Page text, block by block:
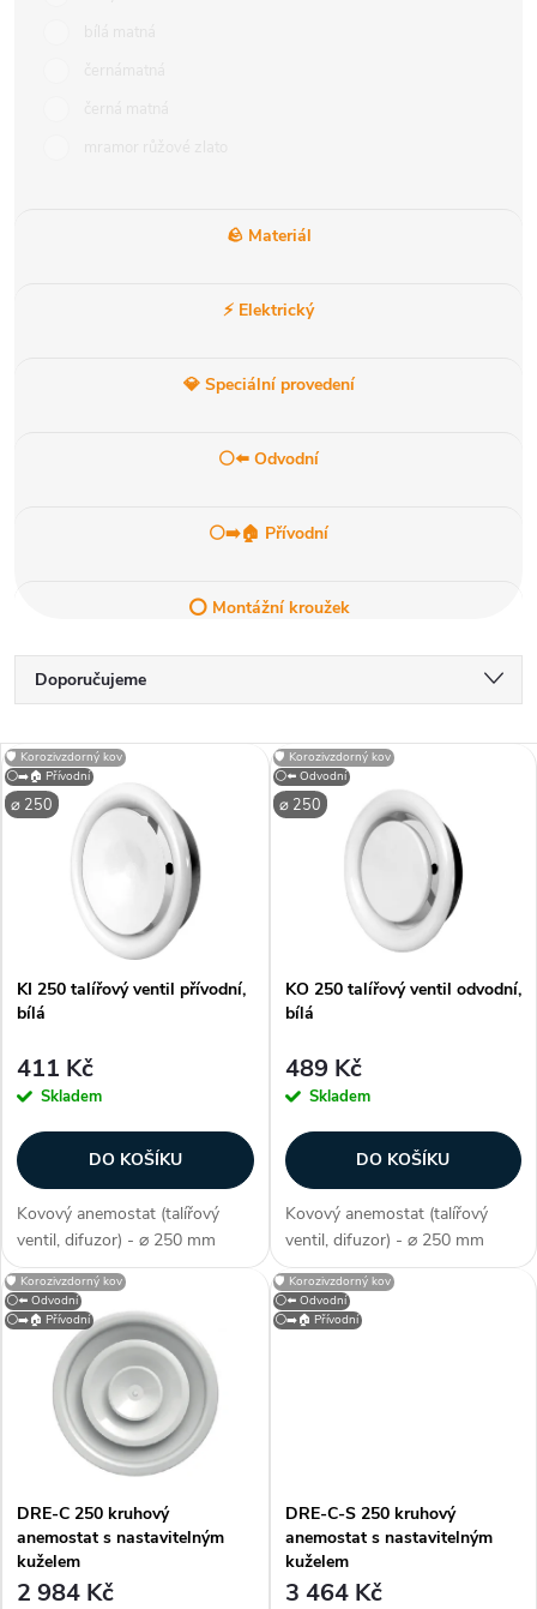
🪨 Materiál
⚡ Elektrický
💎 Speciální provedení
⚪⬅️ Odvodní
⚪➡️🏠 Přívodní
⭕ Montážní kroužek
Ř
a
z
í
p
r
o
d
u
k
Doporučujeme
Nejdražší
Nejprodávanější
V
ý
s
p
r
o
d
u
ů
⌀ 250
⚪➡️🏠 Přívodní
🛡️ Korozivzdorný kov
KI 250 talířový ventil přívodní,
bílá
411 Kč
Skladem
DO KOŠÍKU
Kovový anemostat (talířový
ventil, difuzor) - ⌀ 250 mm
(průměr), barva bílá (jako RAL
9016), přívodní, ocel potažená
polymerem, na stěnu / strop,
kruhový, regulace průtoku,...
⌀ 250
⚪⬅️ Odvodní
🛡️ Korozivzdorný kov
KO 250 talířový ventil odvodní,
bílá
489 Kč
Skladem
DO KOŠÍKU
Kovový anemostat (talířový
ventil, difuzor) - ⌀ 250 mm
(průměr), barva bílá (jako RAL
9016), odvodní, ocel potažená
polymerem, na stěnu / strop,
⚪⬅️ Odvodní
⚪➡️🏠 Přívodní
🛡️ Korozivzdorný kov
DRE-C 250 kruhový
anemostat s nastavitelným
kuželem
2 984 Kč
⚪⬅️ Odvodní
⚪➡️🏠 Přívodní
🛡️ Korozivzdorný kov
DRE-C-S 250 kruhový
anemostat s nastavitelným
kuželem
3 464 Kč